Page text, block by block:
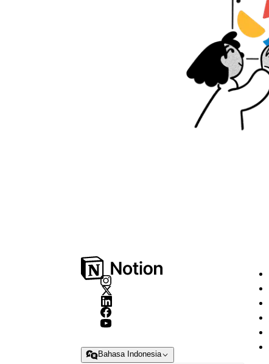
Bahasa Indonesia